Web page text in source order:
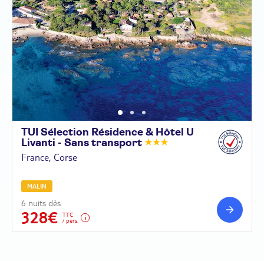
TUI Sélection Résidence & Hôtel U
Livanti - Sans transport
France, Corse
MALIN
6 nuits dès
328€
TTC
/ pers.